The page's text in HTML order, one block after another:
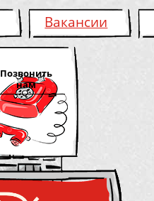
Вакансии
Позвонить
нам